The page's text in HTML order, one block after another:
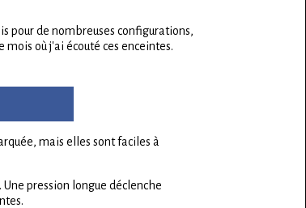
pour de nombreuses configurations,
où j'ai écouté ces enceintes.
mais elles sont faciles à
pression longue déclenche